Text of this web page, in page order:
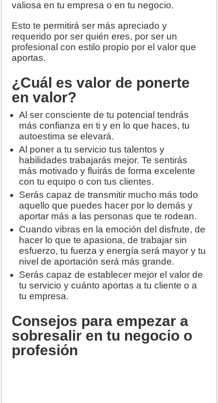
valiosa en tu empresa o en tu negocio.
Esto te permitirá ser más apreciado y
requerido por ser quién eres, por ser un
profesional con estilo propio por el valor que
aportas.
¿Cuál es valor de ponerte
en valor?
Al ser consciente de tu potencial tendrás
más confianza en ti y en lo que haces, tu
autoestima se elevará.
Al poner a tu servicio tus talentos y
habilidades trabajarás mejor. Te sentirás
más motivado y fluirás de forma excelente
con tu equipo o con tus clientes.
Serás capaz de transmitir mucho más todo
aquello que puedes hacer por lo demás y
aportar más a las personas que te rodean.
Cuando vibras en la emoción del disfrute, de
hacer lo que te apasiona, de trabajar sin
esfuerzo, tu fuerza y energía será mayor y tu
nivel de aportación será más grande.
Serás capaz de establecer mejor el valor de
tu servicio y cuánto aportas a tu cliente o a
tu empresa.
Consejos para empezar a
sobresalir en tu negocio o
profesión